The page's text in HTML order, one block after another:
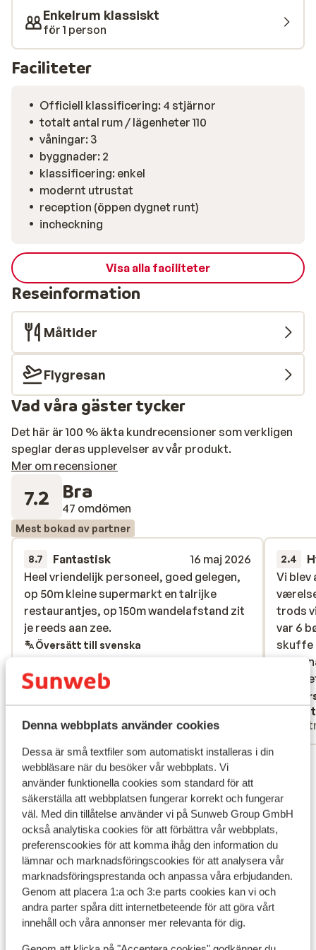
Denna webbplats använder cookies
Dessa är små textfiler som automatiskt installeras i din
webbläsare när du besöker vår webbplats. Vi
använder funktionella cookies som standard för att
säkerställa att webbplatsen fungerar korrekt och fungerar
väl. Med din tillåtelse använder vi på Sunweb Group GmbH
också analytiska cookies för att förbättra vår webbplats,
preferenscookies för att komma ihåg den information du
lämnar och marknadsföringscookies för att analysera vår
marknadsföringsprestanda och anpassa våra erbjudanden.
Genom att placera 1:a och 3:e parts cookies kan vi och
andra parter spåra ditt internetbeteende för att göra vårt
innehåll och våra annonser mer relevanta för dig.
favoritcocktails i baren, med ett och annat gott
mellanmål. På kvällen väntar en buffé på dig i hotellets
restaurang.
Enkelrum klassiskt
för 1 person
Faciliteter
Officiell klassificering: 4 stjärnor
totalt antal rum / lägenheter 110
våningar: 3
byggnader: 2
klassificering: enkel
modernt utrustat
reception (öppen dygnet runt)
incheckning
Visa alla faciliteter
Reseinformation
Måltider
Flygresan
Vad våra gäster tycker
Det här är 100 % äkta kundrecensioner som verkligen
speglar deras upplevelser av vår produkt.
Mer om recensioner
7.2 Bra
47 omdömen
Mest bokad av partner
8.7 Fantastisk
16 maj 2026
Heel vriendelijk personeel, goed gelegen,
op 50m kleine supermarkt en talrijke
restaurantjes, op 150m wandelafstand zit
je reeds aan zee.
Heel vriendelijk personeel, goed gelegen,
op 50m kleine supermarkt en talrijke
restaurantjes, op 150m wandelafstand zit
je reeds aan zee.
Översätt till svenska
Ensam
2.4
Vi
trods
var 6
skuffe
eller
og
men
fransk
vi trak
Vi
trods
var 6
skuffe
eller
Visa alla 47 omdömen
Läge
Visa på karta